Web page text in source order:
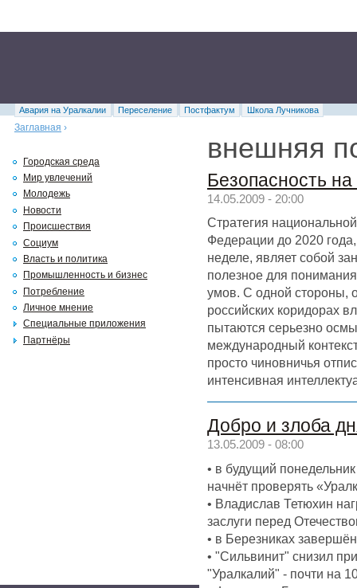
Авария на Уралкалии Переселение Постфактум
Школа Лучникова
Заглавная ›
внешняя
Безопасность
14.05.2009 - 20:00
Стратегия
Федерации до 2020
неделе, являет собой
полезное для
умов. С одной стороны,
российских коридорах
пытаются серьезно
международный
просто чиновничья
интенсивная
Добро и злоба
13.05.2009 - 08:00
• в будущий
начнёт проверять
• Владислав Тетюхин
заслуги перед
• в Березниках
• "Сильвинит" снизил
"Уралкалий" - почти на
Городская среда
Мир увлечений
Молодежь
Новости
Происшествия
Социум
Власть и политика
Промышленность и бизнес
Потребление
Личное мнение
Специальные приложения
Партнёры